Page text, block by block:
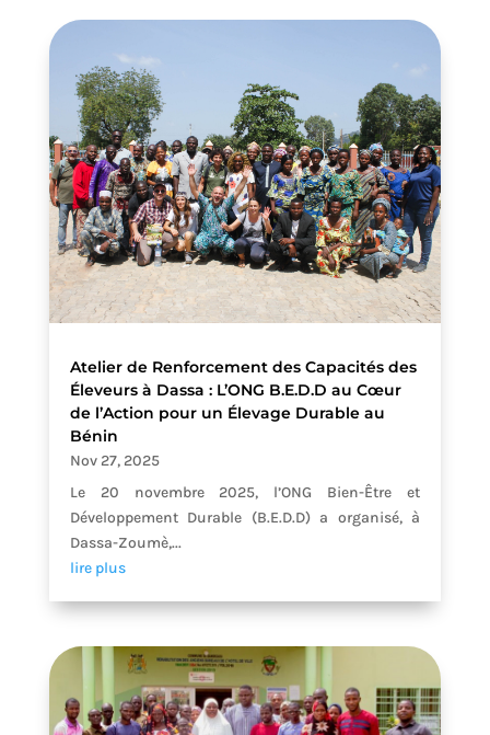
Atelier de Renforcement des Capacités des
Éleveurs à Dassa : L’ONG B.E.D.D au Cœur
de l’Action pour un Élevage Durable au
Bénin
Nov 27, 2025
Le 20 novembre 2025, l’ONG Bien-Être et
Développement Durable (B.E.D.D) a organisé, à
Dassa-Zoumè,...
lire plus